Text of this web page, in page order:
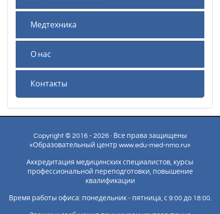
Медтехника
О нас
Контакты
Copyright © 2016 - 2026 · Все права защищены
«Образовательный центр www.edu-med-nmo.ru»
Аккредитация медицинских специалистов, курсы
профессиональной переподготовки, повышение
квалификации
Время работы офиса: понедельник - пятница, с 9:00 до 18:00.